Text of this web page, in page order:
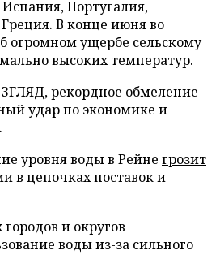
Португалия,
В конце июня во
огромном ущербе сельскому
высоких температур.
рекордное обмеление
удар по экономике и
уровня воды в Рейне грозит
в цепочках поставок и
и округов
воды из-за сильного